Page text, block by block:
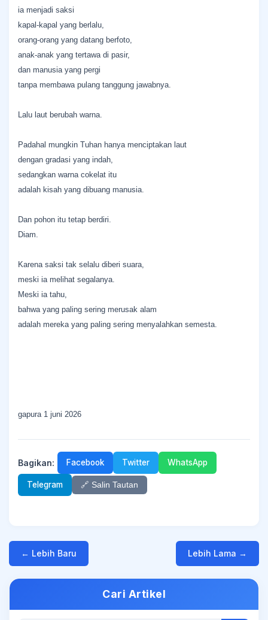
ia menjadi saksi
kapal-kapal yang berlalu,
orang-orang yang datang berfoto,
anak-anak yang tertawa di pasir,
dan manusia yang pergi
tanpa membawa pulang tanggung jawabnya.
Lalu laut berubah warna.
Padahal mungkin Tuhan hanya menciptakan laut
dengan gradasi yang indah,
sedangkan warna cokelat itu
adalah kisah yang dibuang manusia.
Dan pohon itu tetap berdiri.
Diam.
Karena saksi tak selalu diberi suara,
meski ia melihat segalanya.
Meski ia tahu,
bahwa yang paling sering merusak alam
adalah mereka yang paling sering menyalahkan semesta.
gapura 1 juni 2026
Bagikan: Facebook Twitter WhatsApp
Telegram 🔗 Salin Tautan
← Lebih Baru Lebih Lama →
Cari Artikel